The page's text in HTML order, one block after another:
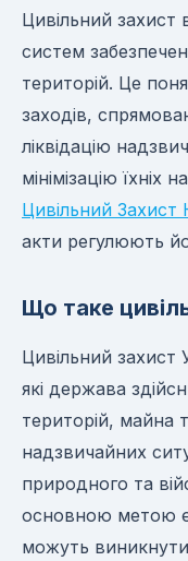
Цивільний захист
систем
територій. Це
заходів,
ліквідацію
мінімізацію їхніх
Цивільний Захист
акти регулюють
Що таке
Цивільний захист
які держава
територій, майна
надзвичайних
природного та
основною метою є
можуть